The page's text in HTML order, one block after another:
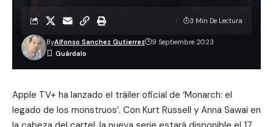
ByAlfonso Sanchez Gutierrez 9 Septiembre 2023
3 Min De Lectura
Apple TV+ ha lanzado el tráiler oficial de ‘Monarch: el
legado de los monstruos’. Con Kurt Russell y Anna Sawai en